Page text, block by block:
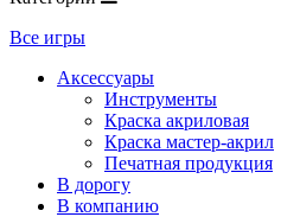
Все игры
Аксессуары
Инструменты
Краска акриловая
Краска мастер-акрил
Печатная продукция
В дорогу
В компанию